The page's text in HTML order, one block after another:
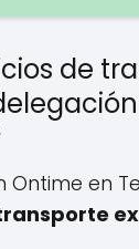
de
Ontime en